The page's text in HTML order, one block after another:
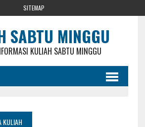
SITEMAP
SABTU MINGGU
KULIAH SABTU MINGGU
KULIAH